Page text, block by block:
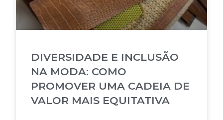
DIVERSIDADE E INCLUSÃO
NA MODA: COMO
PROMOVER UMA CADEIA DE
VALOR MAIS EQUITATIVA